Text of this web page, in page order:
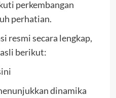
perkembangan
perhatian.
resmi secara lengkap,
berikut:
dinamika